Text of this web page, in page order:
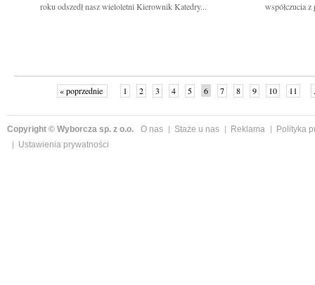
roku odszedł nasz wieloletni Kierownik Katedry...
współczucia
« poprzednie 1 2 3 4 5 6 7 8 9 10 11
Copyright © Wyborcza sp. z o.o. O nas Staże u nas Reklama
Polityka
Ustawienia prywatności